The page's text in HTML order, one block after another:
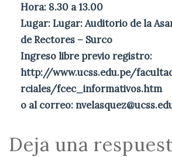
Hora: 8.30 a 13.00
Lugar: Lugar: Auditorio de la
de Rectores – Surco
Ingreso libre previo registro:
http://www.ucss.edu.pe/
rciales/fcec_informativos.htm
o al correo:
Deja una